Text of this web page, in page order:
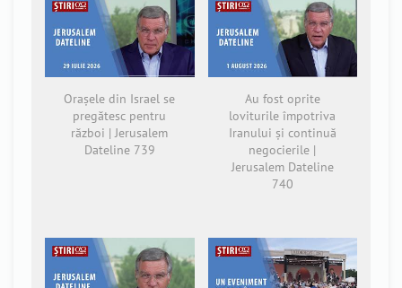
Orașele din Israel se
pregătesc pentru
război | Jerusalem
Dateline 739
Au fost oprite
loviturile împotriva
Iranului și continuă
negocierile |
Jerusalem Dateline
740